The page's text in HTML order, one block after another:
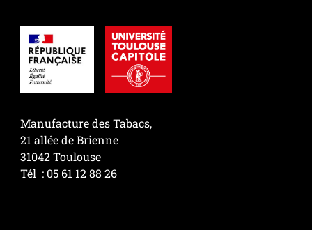
Manufacture des Tabacs,
21 allée de Brienne
31042 Toulouse
Tél : 05 61 12 88 26